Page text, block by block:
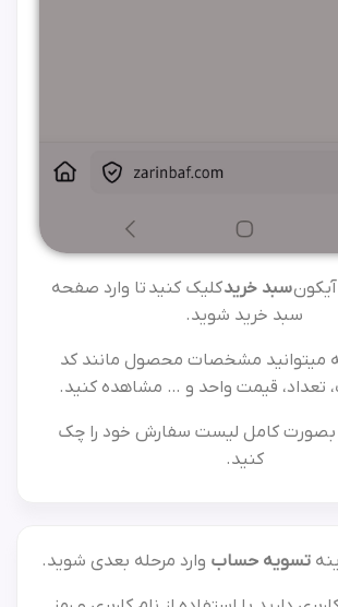
سبد خریدکلیک کنید تا وارد صفحه
سبد خرید شوید.
میتوانید مشخصات محصول مانند کد
تعداد، قیمت واحد و … مشاهده کنید.
بصورت کامل لیست سفارش خود را چک
کنید.
تسویه حساب وارد مرحله بعدی شوید.